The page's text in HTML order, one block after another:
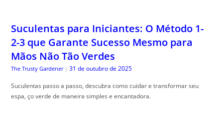
Suculentas para Iniciantes: O Método 1-
2-3 que Garante Sucesso Mesmo para
Mãos Não Tão Verdes
The Trusty Gardener | 31 de outubro de 2025
Suculentas passo a passo, descubra como cuidar e transformar seu
espa, ço verde de maneira simples e encantadora.